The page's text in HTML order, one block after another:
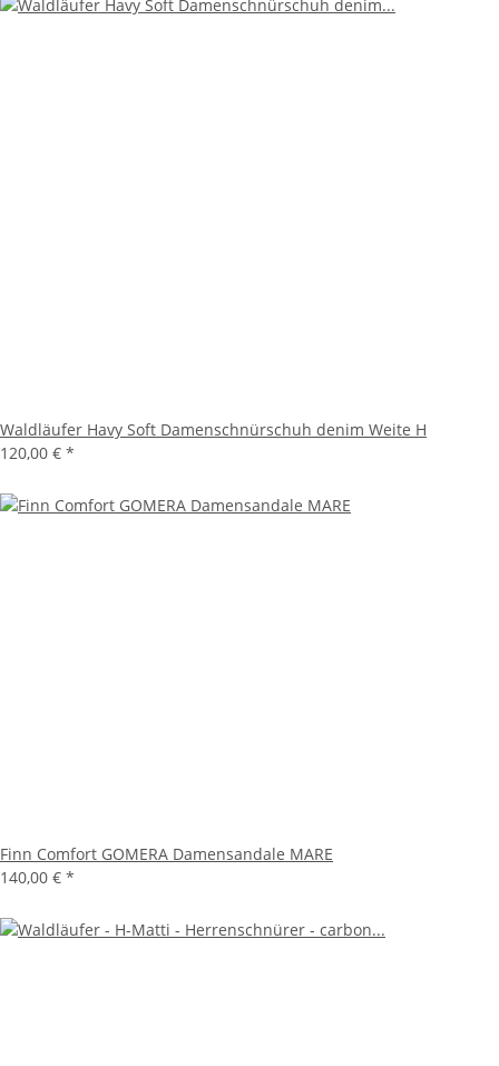
Waldläufer Havy Soft Damenschnürschuh denim Weite H
120,00 € *
Finn Comfort GOMERA Damensandale MARE
140,00 € *